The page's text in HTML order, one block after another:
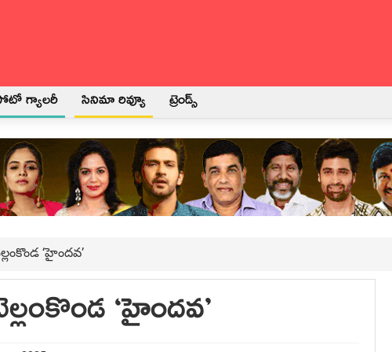
గ్యాలరీ సినిమా రివ్యూ ట్రెండ్స్
‘హైందవ’
‘హైందవ’